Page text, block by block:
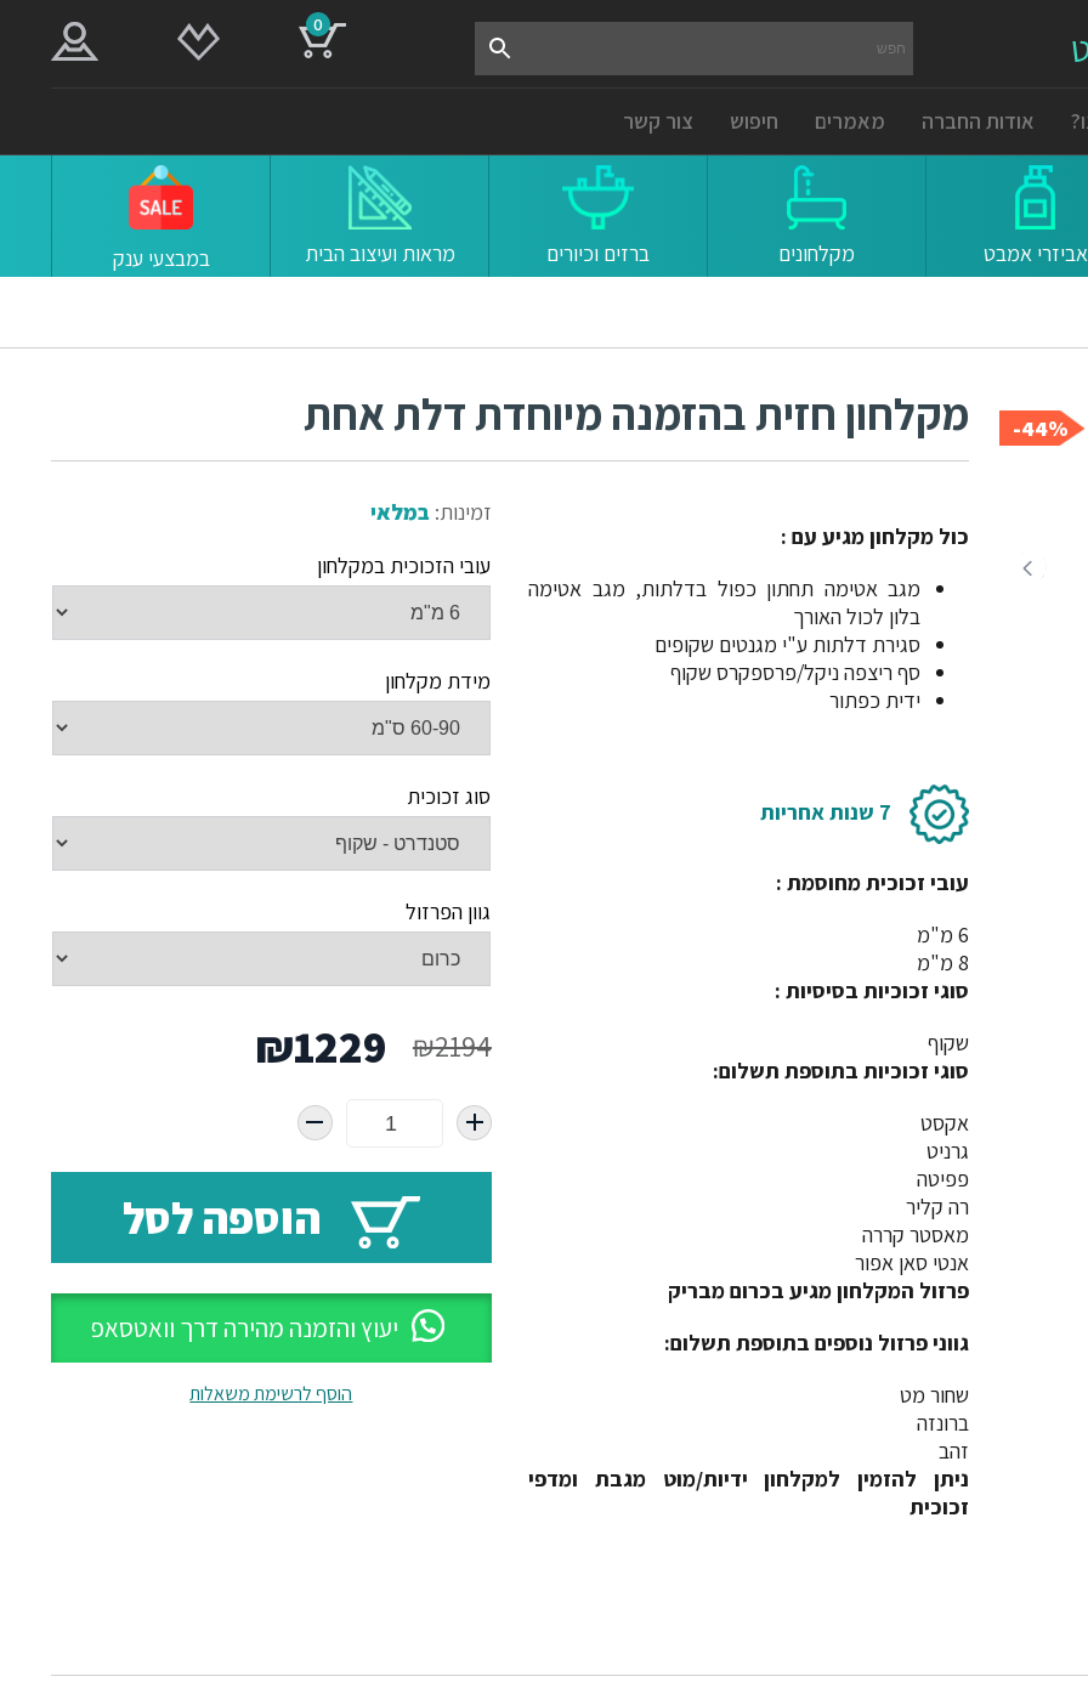
0
אודות החברה מאמרים חיפוש צור קשר
אביזרי אמבט מקלחונים ברזים וכיורים מראות ועיצוב הבית במבצעי ענק
44%- מקלחון חזית בהזמנה מיוחדת דלת אחת
כול מקלחון מגיע עם :
מגב אטימה תחתון כפול בדלתות, מגב אטימה
בלון לכול האורך
סגירת דלתות ע"י מגנטים שקופים
סף ריצפה ניקל/פרספקרס שקוף
ידית כפתור
7 שנות אחריות
עובי זכוכית מחוסמת :
6 מ"מ
8 מ"מ
סוגי זכוכיות בסיסיות :
שקוף
סוגי זכוכיות בתוספת תשלום:
אקסט
גרניט
פפיטה
רה קליר
מאסטר קררה
אנטי סאן אפור
פרזול המקלחון מגיע בכרום מבריק
גווני פרזול נוספים בתוספת תשלום:
שחור מט
ברונזה
זהב
ניתן להזמין למקלחון ידיות/מוט מגבת ומדפי
זכוכית
זמינות:במלאי
עובי הזכוכית במקלחון
מידת מקלחון
סוג זכוכית
גוון הפרזול
₪2194
המחיר
המקורי
היה:
₪2194.
₪1229
₪1229.
הוספה לסל
יעוץ והזמנה מהירה דרך וואטסאפ
הוסף לרשימת משאלות